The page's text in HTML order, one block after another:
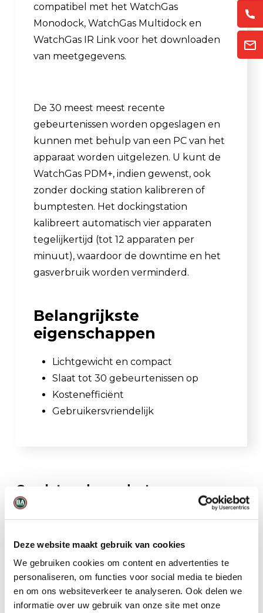
Deze website maakt gebruik van cookies
We gebruiken cookies om content en advertenties te
personaliseren, om functies voor social media te bieden
en om ons websiteverkeer te analyseren. Ook delen we
informatie over uw gebruik van onze site met onze
compatibel met het WatchGas
Monodock, WatchGas Multidock en
WatchGas IR Link voor het downloaden
van meetgegevens.
De 30 meest meest recente
gebeurtenissen worden opgeslagen en
kunnen met behulp van een PC van het
apparaat worden uitgelezen. U kunt de
WatchGas PDM+, indien gewenst, ook
zonder docking station kalibreren of
bumptesten. Het dockingstation
kalibreert automatisch vier apparaten
tegelijkertijd (tot 12 apparaten per
minuut), waardoor de downtime en het
gasverbruik worden verminderd.
Belangrijkste
eigenschappen
Lichtgewicht en compact
Slaat tot 30 gebeurtenissen op
Kostenefficiënt
Gebruikersvriendelijk
Gerelateerde producten